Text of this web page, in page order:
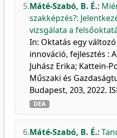
5.Máté-Szabó, B. É.:
szakképzés?:
vizsgálata a
In: Oktatás egy
innováció, fejlesztés :
Juhász Erika; Kattein-
Műszaki és
Budapest, 203, 2022.
DEA
6.Máté-Szabó, B. É.: